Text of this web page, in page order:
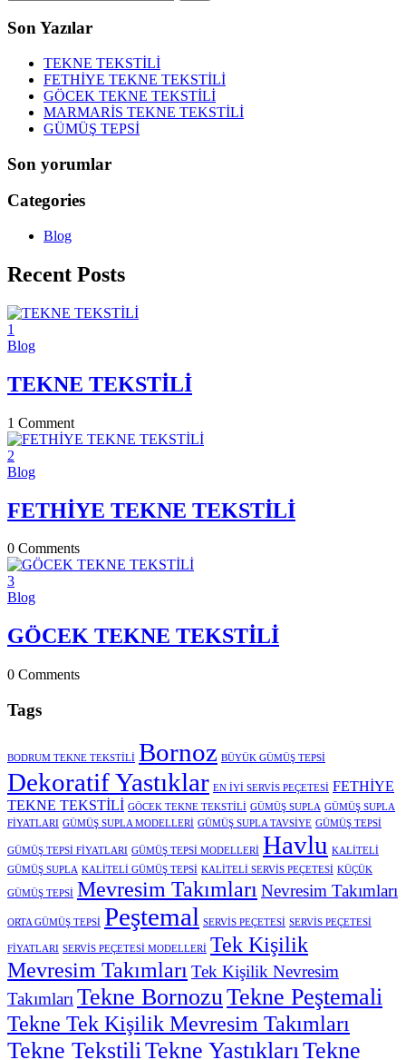
Son Yazılar
TEKNE TEKSTİLİ
FETHİYE TEKNE TEKSTİLİ
GÖCEK TEKNE TEKSTİLİ
MARMARİS TEKNE TEKSTİLİ
GÜMÜŞ TEPSİ
Son yorumlar
Categories
Blog
Recent Posts
1
Blog
TEKNE TEKSTİLİ
1 Comment
2
Blog
FETHİYE TEKNE TEKSTİLİ
0 Comments
3
Blog
GÖCEK TEKNE TEKSTİLİ
0 Comments
Tags
BODRUM TEKNE TEKSTİLİ Bornoz BÜYÜK GÜMÜŞ TEPSİ
Dekoratif Yastıklar EN İYİ SERVİS PEÇETESİ FETHİYE
TEKNE TEKSTİLİ GÖCEK TEKNE TEKSTİLİ GÜMÜŞ SUPLA GÜMÜŞ SUPLA
FİYATLARI GÜMÜŞ SUPLA MODELLERİ GÜMÜŞ SUPLA TAVSİYE GÜMÜŞ TEPSİ
GÜMÜŞ TEPSİ FİYATLARI GÜMÜŞ TEPSİ MODELLERİ Havlu KALİTELİ
GÜMÜŞ SUPLA KALİTELİ GÜMÜŞ TEPSİ KALİTELİ SERVİS PEÇETESİ KÜÇÜK
GÜMÜŞ TEPSİ Mevresim Takımları Nevresim Takımları
ORTA GÜMÜŞ TEPSİ Peştemal SERVİS PEÇETESİ SERVİS PEÇETESİ
FİYATLARI SERVİS PEÇETESİ MODELLERİ Tek Kişilik
Mevresim Takımları Tek Kişilik Nevresim
Takımları Tekne Bornozu Tekne Peştemali
Tekne Tek Kişilik Mevresim Takımları
Tekne Tekstili Tekne Yastıkları Tekne